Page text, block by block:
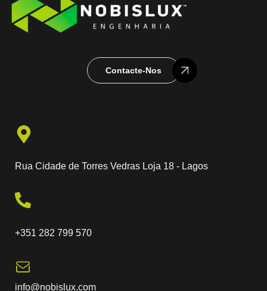
Contacte-Nos
Rua Cidade de Torres Vedras Loja 18 - Lagos
+351 282 799 570
info@nobislux.com